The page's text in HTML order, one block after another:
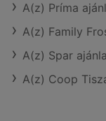
A(z) Príma
A(z) Family
A(z) Spar
A(z) Coop